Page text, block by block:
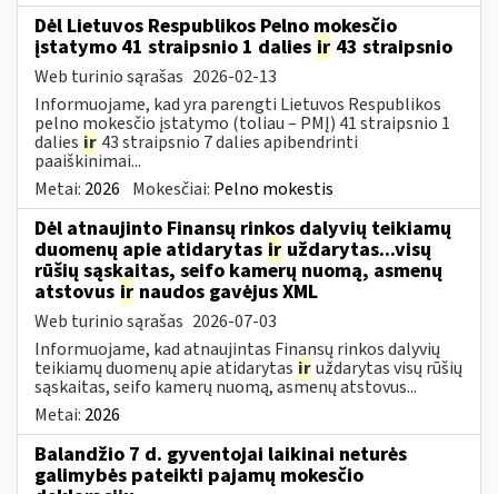
Dėl Lietuvos Respublikos Pelno mokesčio
įstatymo 41 straipsnio 1 dalies ir 43 straipsnio
Web turinio sąrašas 2026-02-13
Informuojame, kad yra parengti Lietuvos Respublikos
pelno mokesčio įstatymo (toliau – PMĮ) 41 straipsnio 1
dalies ir 43 straipsnio 7 dalies apibendrinti
paaiškinimai...
Metai: 2026 Mokesčiai: Pelno mokestis
Dėl atnaujinto Finansų rinkos dalyvių teikiamų
duomenų apie atidarytas ir uždarytas...visų
rūšių sąskaitas, seifo kamerų nuomą, asmenų
atstovus ir naudos gavėjus XML
Web turinio sąrašas 2026-07-03
Informuojame, kad atnaujintas Finansų rinkos dalyvių
teikiamų duomenų apie atidarytas iruždarytas visų rūšių
sąskaitas, seifo kamerų nuomą, asmenų atstovus...
Metai: 2026
Balandžio 7 d. gyventojai laikinai neturės
galimybės pateikti pajamų mokesčio